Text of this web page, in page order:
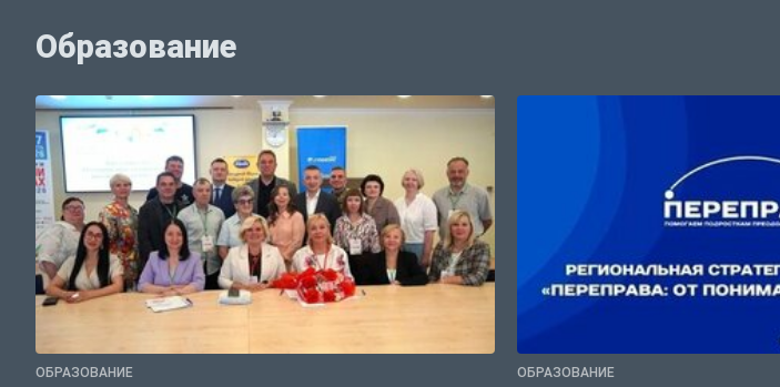
Образование
ОБРАЗОВАНИЕ ОБРАЗОВАНИЕ